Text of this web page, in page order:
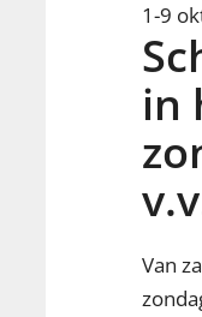
1-9
in
Van